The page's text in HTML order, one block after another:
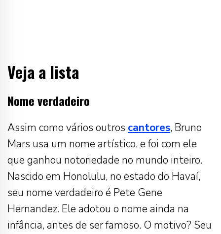
Veja a lista
Nome verdadeiro
Assim como vários outros cantores, Bruno
Mars usa um nome artístico, e foi com ele
que ganhou notoriedade no mundo inteiro.
Nascido em Honolulu, no estado do Havaí,
seu nome verdadeiro é Pete Gene
Hernandez. Ele adotou o nome ainda na
infância, antes de ser famoso. O motivo? Seu